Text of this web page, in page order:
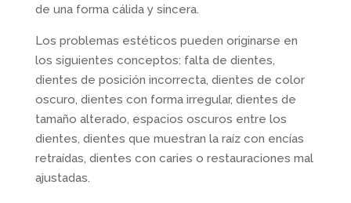
de una forma cálida y sincera.
Los problemas estéticos pueden originarse en
los siguientes conceptos: falta de dientes,
dientes de posición incorrecta, dientes de color
oscuro, dientes con forma irregular, dientes de
tamaño alterado, espacios oscuros entre los
dientes, dientes que muestran la raíz con encías
retraídas, dientes con caries o restauraciones mal
ajustadas.